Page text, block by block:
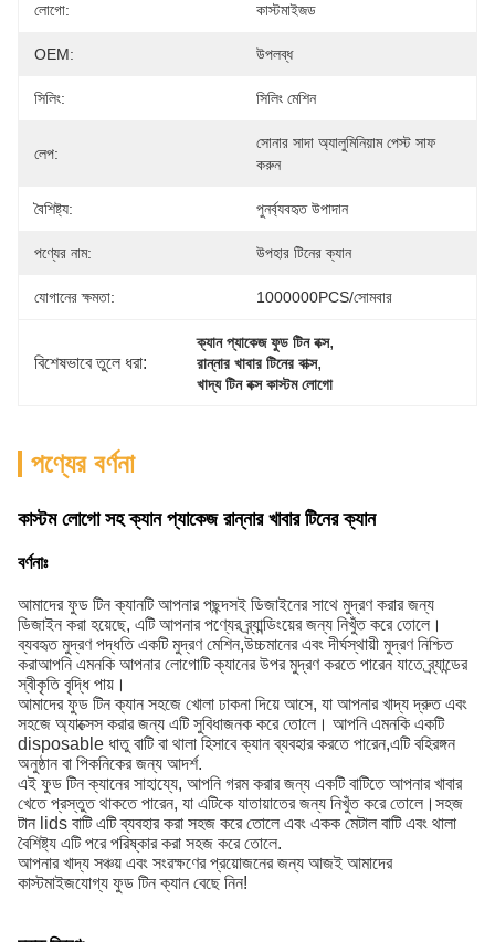
লোগো: কাস্টমাইজড
OEM: উপলব্ধ
সিলিং: সিলিং মেশিন
লেপ:
সোনার সাদা অ্যালুমিনিয়াম পেস্ট সাফ
করুন
বৈশিষ্ট্য: পুনর্ব্যবহৃত উপাদান
পণ্যের নাম: উপহার টিনের ক্যান
যোগানের ক্ষমতা: 1000000PCS/সোমবার
বিশেষভাবে তুলে ধরা:
ক্যান প্যাকেজ ফুড টিন বক্স,
রান্নার খাবার টিনের বাক্স,
খাদ্য টিন বক্স কাস্টম লোগো
পণ্যের বর্ণনা
কাস্টম লোগো সহ ক্যান প্যাকেজ রান্নার খাবার টিনের ক্যান
বর্ণনাঃ
আমাদের ফুড টিন ক্যানটি আপনার পছন্দসই ডিজাইনের সাথে মুদ্রণ করার জন্য
ডিজাইন করা হয়েছে, এটি আপনার পণ্যের ব্র্যান্ডিংয়ের জন্য নিখুঁত করে তোলে।
ব্যবহৃত মুদ্রণ পদ্ধতি একটি মুদ্রণ মেশিন,উচ্চমানের এবং দীর্ঘস্থায়ী মুদ্রণ নিশ্চিত
করাআপনি এমনকি আপনার লোগোটি ক্যানের উপর মুদ্রণ করতে পারেন যাতে ব্র্যান্ডের
স্বীকৃতি বৃদ্ধি পায়।
আমাদের ফুড টিন ক্যান সহজে খোলা ঢাকনা দিয়ে আসে, যা আপনার খাদ্য দ্রুত এবং
সহজে অ্যাক্সেস করার জন্য এটি সুবিধাজনক করে তোলে। আপনি এমনকি একটি
disposable ধাতু বাটি বা থালা হিসাবে ক্যান ব্যবহার করতে পারেন,এটি বহিরঙ্গন
অনুষ্ঠান বা পিকনিকের জন্য আদর্শ.
এই ফুড টিন ক্যানের সাহায্যে, আপনি গরম করার জন্য একটি বাটিতে আপনার খাবার
খেতে প্রস্তুত থাকতে পারেন, যা এটিকে যাতায়াতের জন্য নিখুঁত করে তোলে।সহজ
টান lids বাটি এটি ব্যবহার করা সহজ করে তোলে এবং একক মেটাল বাটি এবং থালা
বৈশিষ্ট্য এটি পরে পরিষ্কার করা সহজ করে তোলে.
আপনার খাদ্য সঞ্চয় এবং সংরক্ষণের প্রয়োজনের জন্য আজই আমাদের
কাস্টমাইজযোগ্য ফুড টিন ক্যান বেছে নিন!